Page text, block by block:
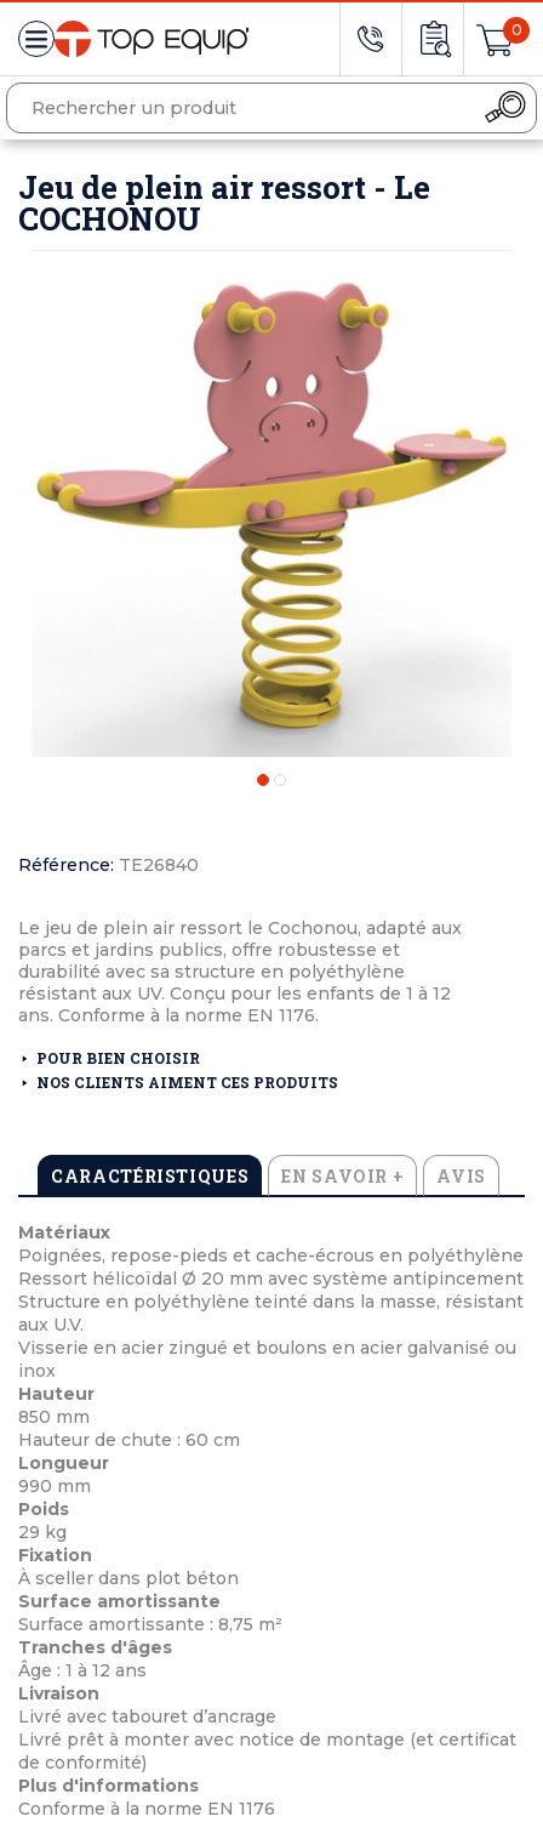
0
Jeu de plein air ressort - Le
COCHONOU
Référence: TE26840
Le jeu de plein air ressort le Cochonou, adapté aux
parcs et jardins publics, offre robustesse et
durabilité avec sa structure en polyéthylène
résistant aux UV. Conçu pour les enfants de 1 à 12
ans. Conforme à la norme EN 1176.
POUR BIEN CHOISIR
NOS CLIENTS AIMENT CES PRODUITS
CARACTÉRISTIQUES EN SAVOIR + AVIS
Matériaux
Poignées, repose-pieds et cache-écrous en polyéthylène
Ressort hélicoïdal Ø 20 mm avec système antipincement
Structure en polyéthylène teinté dans la masse, résistant
aux U.V.
Visserie en acier zingué et boulons en acier galvanisé ou
inox
Hauteur
850 mm
Hauteur de chute : 60 cm
Longueur
990 mm
Poids
29 kg
Fixation
À sceller dans plot béton
Surface amortissante
Surface amortissante : 8,75 m²
Tranches d'âges
Âge : 1 à 12 ans
Livraison
Livré avec tabouret d’ancrage
Livré prêt à monter avec notice de montage (et certificat
de conformité)
Plus d'informations
Conforme à la norme EN 1176